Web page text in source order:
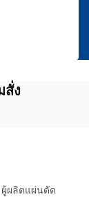
สั่ง
ผู้ผลิตแผ่นดัด